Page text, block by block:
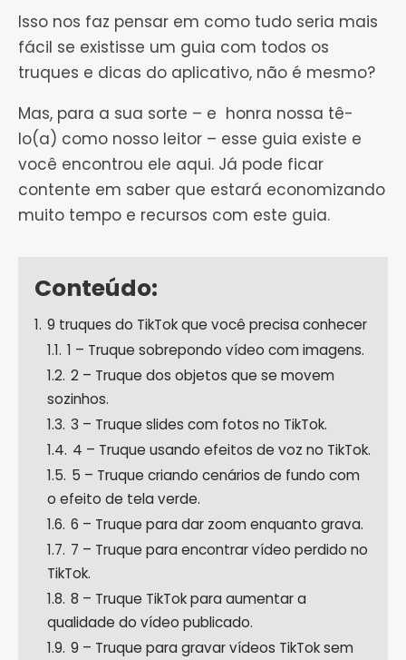
Isso nos faz pensar em como tudo seria mais
fácil se existisse um guia com todos os
truques e dicas do aplicativo, não é mesmo?
Mas, para a sua sorte – e honra nossa tê-
lo(a) como nosso leitor – esse guia existe e
você encontrou ele aqui. Já pode ficar
contente em saber que estará economizando
muito tempo e recursos com este guia.
Conteúdo:
1. 9 truques do TikTok que você precisa conhecer
1.1. 1 – Truque sobrepondo vídeo com imagens.
1.2. 2 – Truque dos objetos que se movem
sozinhos.
1.3. 3 – Truque slides com fotos no TikTok.
1.4. 4 – Truque usando efeitos de voz no TikTok.
1.5. 5 – Truque criando cenários de fundo com
o efeito de tela verde.
1.6. 6 – Truque para dar zoom enquanto grava.
1.7. 7 – Truque para encontrar vídeo perdido no
TikTok.
1.8. 8 – Truque TikTok para aumentar a
qualidade do vídeo publicado.
1.9. 9 – Truque para gravar vídeos TikTok sem